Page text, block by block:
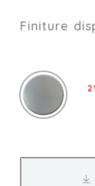
Finiture
21